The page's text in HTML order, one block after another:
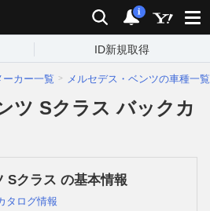
検索 通知
i
ID新規取得
ーカー一覧 メルセデス・ベンツの車種一覧
ツ Sクラス バックカ
Sクラス の基本情報
タログ情報